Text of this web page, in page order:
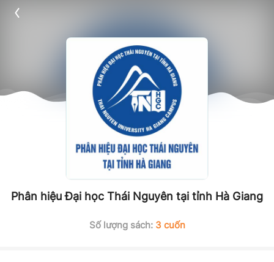
Phân hiệu Đại học Thái Nguyên tại tỉnh Hà Giang
Số lượng sách: 3 cuốn